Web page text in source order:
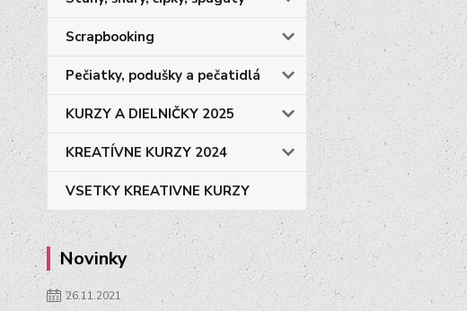
Scrapbooking
Pečiatky, podušky a pečatidlá
KURZY A DIELNIČKY 2025
KREATÍVNE KURZY 2024
VSETKY KREATIVNE KURZY
Novinky
26.11.2021